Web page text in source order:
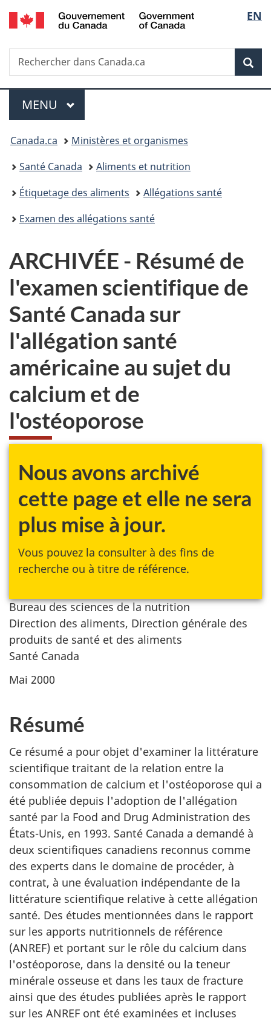
Passer
au
principal
Passer
à
Au
du
Passer
à
version
simplifiée
de
la
EN
Recherche
Rechercher
dans
Menu
MENU PRINCIPAL
Vous
êtes
ici :
Canada.ca
Ministères et organismes
Santé Canada
Aliments et nutrition
Étiquetage des aliments
Allégations santé
Examen des allégations santé
ARCHIVÉE - Résumé de
l'examen scientifique de
Santé Canada sur
l'allégation santé
américaine au sujet du
calcium et de
l'ostéoporose
Nous avons archivé
cette page et elle ne sera
plus mise à jour.
Vous pouvez la consulter à des fins de
recherche ou à titre de référence.
Bureau des sciences de la nutrition
Direction des aliments, Direction générale des
produits de santé et des aliments
Santé Canada
Mai 2000
Résumé
Ce résumé a pour objet d'examiner la littérature
scientifique traitant de la relation entre la
consommation de calcium et l'ostéoporose qui a
été publiée depuis l'adoption de l'allégation
santé par la Food and Drug Administration des
États-Unis, en 1993. Santé Canada a demandé à
deux scientifiques canadiens reconnus comme
des experts dans le domaine de procéder, à
contrat, à une évaluation indépendante de la
littérature scientifique relative à cette allégation
santé. Des études mentionnées dans le rapport
sur les apports nutritionnels de référence
(ANREF) et portant sur le rôle du calcium dans
l'ostéoporose, dans la densité ou la teneur
minérale osseuse et dans les taux de fracture
ainsi que des études publiées après le rapport
sur les ANREF ont été examinées et incluses